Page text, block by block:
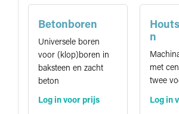
Betonboren
Universele boren
voor (klop)boren in
baksteen en zacht
beton
Log in voor prijs
n
met
twee
Log in